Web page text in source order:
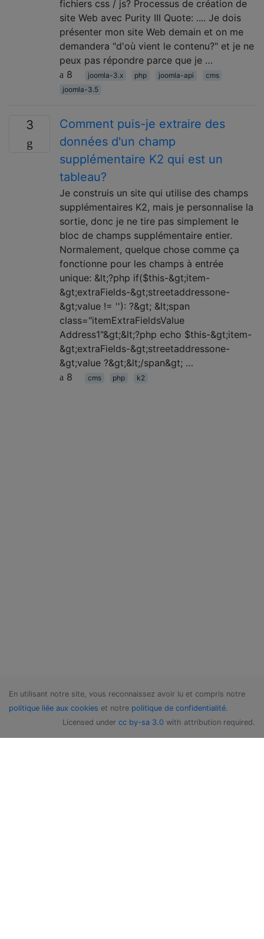
fichiers css / js? Processus de création de
site Web avec Purity III Quote: .... Je dois
présenter mon site Web demain et on me
demandera "d'où vient le contenu?" et je ne
peux pas répondre parce que je …
8
joomla-3.x php joomla-api
cms
joomla-3.5
3
Comment puis-je extraire des
données d'un champ
supplémentaire K2 qui est un
tableau?
Je construis un site qui utilise des champs
supplémentaires K2, mais je personnalise la
sortie, donc je ne tire pas simplement le
bloc de champs supplémentaire entier.
Normalement, quelque chose comme ça
fonctionne pour les champs à entrée
unique: &lt;?php if($this-&gt;item-
&gt;extraFields-&gt;streetaddressone-
&gt;value != ''): ?&gt; &lt;span
class="itemExtraFieldsValue
Address1"&gt;&lt;?php echo $this-&gt;item-
&gt;extraFields-&gt;streetaddressone-
&gt;value ?&gt;&lt;/span&gt; …
8
cms php k2
En utilisant notre site, vous reconnaissez avoir lu et compris notre
politique liée aux cookies et notre politique de confidentialité.
Licensed under cc by-sa 3.0 with attribution required.